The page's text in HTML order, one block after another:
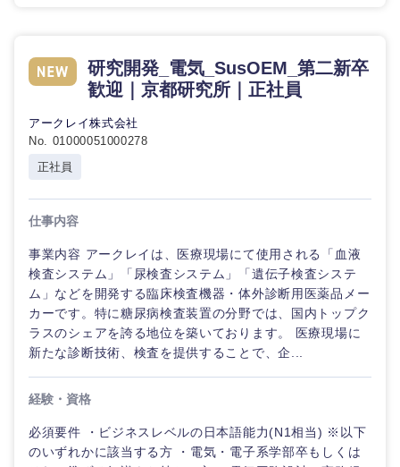
研究開発_電気_SusOEM_第二新卒
歓迎｜京都研究所｜正社員
アークレイ株式会社
No. 01000051000278
正社員
仕事内容
事業内容 アークレイは、医療現場にて使用される「血液
検査システム」「尿検査システム」「遺伝子検査システ
ム」などを開発する臨床検査機器・体外診断用医薬品メー
カーです。特に糖尿病検査装置の分野では、国内トップク
ラスのシェアを誇る地位を築いております。 医療現場に
新たな診断技術、検査を提供することで、企...
経験・資格
必須要件 ・ビジネスレベルの日本語能力(N1相当) ※以下
のいずれかに該当する方 ・電気・電子系学部卒もしくは